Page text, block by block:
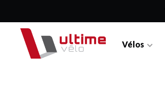
Vélos